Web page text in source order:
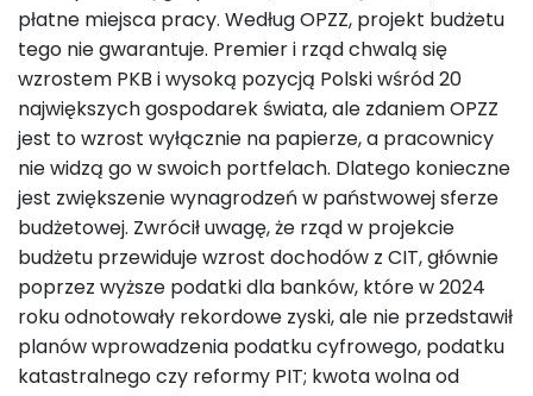
płatne miejsca pracy. Według OPZZ, projekt budżetu
tego nie gwarantuje. Premier i rząd chwalą się
wzrostem PKB i wysoką pozycją Polski wśród 20
największych gospodarek świata, ale zdaniem OPZZ
jest to wzrost wyłącznie na papierze, a pracownicy
nie widzą go w swoich portfelach. Dlatego konieczne
jest zwiększenie wynagrodzeń w państwowej sferze
budżetowej. Zwrócił uwagę, że rząd w projekcie
budżetu przewiduje wzrost dochodów z CIT, głównie
poprzez wyższe podatki dla banków, które w 2024
roku odnotowały rekordowe zyski, ale nie przedstawił
planów wprowadzenia podatku cyfrowego, podatku
katastralnego czy reformy PIT; kwota wolna od